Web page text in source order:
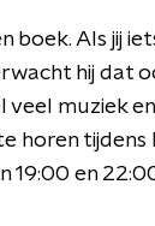
boek. Als jij
hij dat
muziek en
horen tijdens
19:00 en